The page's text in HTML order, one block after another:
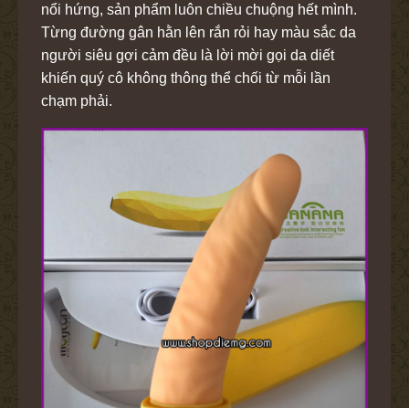
nổi hứng, sản phẩm luôn chiều chuộng hết mình.
Từng đường gân hằn lên rắn rỏi hay màu sắc da
người siêu gợi cảm đều là lời mời gọi da diết
khiến quý cô không thông thể chối từ mỗi lần
chạm phải.